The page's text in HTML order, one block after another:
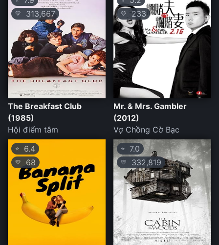
💛 313,667
The Breakfast Club
(1985)
Hội điểm tâm
💛 233
Mr. & Mrs. Gambler
(2012)
Vợ Chồng Cờ Bạc
⭐ 6.4
💛 68
⭐ 7.0
💛 332,819